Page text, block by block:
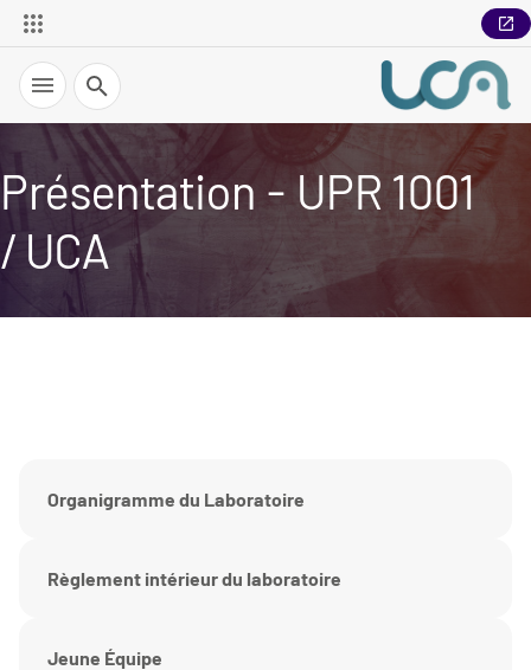
Recherche
Présentation - UPR 1001
/ UCA
Organigramme du Laboratoire
Règlement intérieur du laboratoire
Jeune Équipe